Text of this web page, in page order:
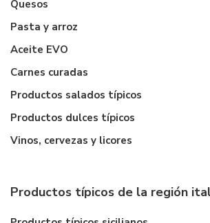
Quesos
Pasta y arroz
Aceite EVO
Carnes curadas
Productos salados típicos
Productos dulces típicos
Vinos, cervezas y licores
Productos típicos de la región